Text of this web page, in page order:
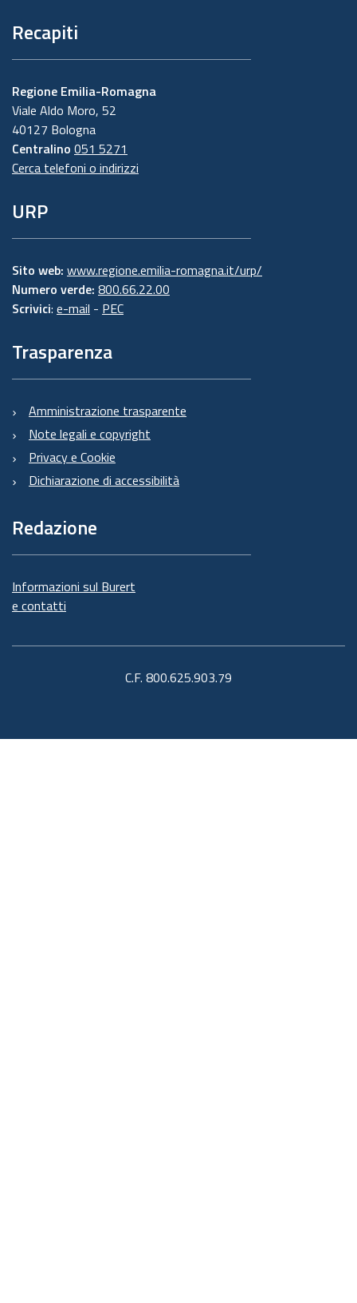
Recapiti
Regione Emilia-Romagna
Viale Aldo Moro, 52
40127 Bologna
Centralino 051 5271
Cerca telefoni o indirizzi
URP
Sito web: www.regione.emilia-romagna.it/urp/
Numero verde: 800.66.22.00
Scrivici: e-mail - PEC
Trasparenza
Amministrazione trasparente
Note legali e copyright
Privacy e Cookie
Dichiarazione di accessibilità
Redazione
Informazioni sul Burert
e contatti
C.F. 800.625.903.79